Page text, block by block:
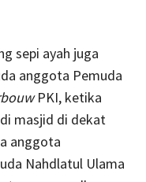
sepi ayah juga
anggota Pemuda
PKI, ketika
masjid di dekat
anggota
Nahdlatul Ulama